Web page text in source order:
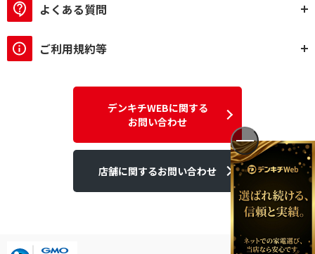
よくある質問
ご利用規約等
デンキチWEBに関する
お問い合わせ
店舗に関するお問い合わせ